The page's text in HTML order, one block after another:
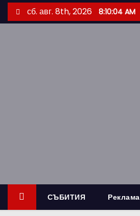
k
сб. авг. 8th, 2026 8:10:05 AM
СЪБИТИЯ Реклама